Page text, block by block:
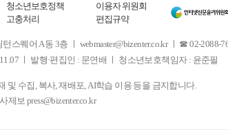
청소년보호정책
고충처리
이용자 위원회
편집규약
퀘어 A동 3층 ㅣ webmaster@bizenter.co.kr ㅣ ☎ 02-2088-
ㅣ 발행·편집인 : 문연배 ㅣ 청소년보호책임자 : 윤준필
및 수집, 복사, 재배포, AI학습 이용 등을 금지합니다.
제보 press@bizenter.co.kr